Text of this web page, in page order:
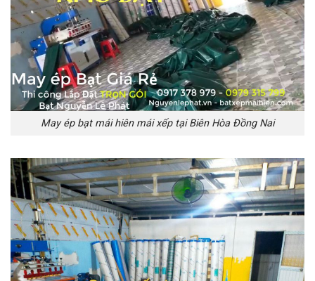
May ép bạt mái hiên mái xếp tại Biên Hòa Đồng Nai